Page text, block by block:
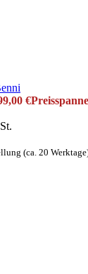
€
(ca. 20